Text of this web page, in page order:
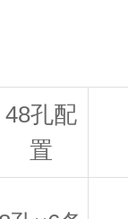
48孔配
置